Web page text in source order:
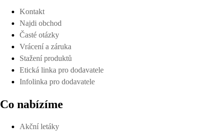
Kontakt
Najdi obchod
Časté otázky
Vrácení a záruka
Stažení produktů
Etická linka pro dodavatele
Infolinka pro dodavatele
Co nabízíme
Akční letáky